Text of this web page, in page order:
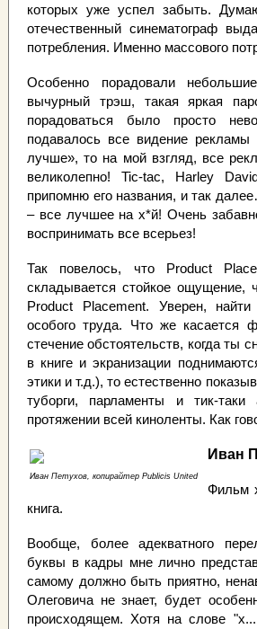
которых уже успел забыть.
отечественный синематограф
потребления. Именно массового
Особенно порадовали
вычурный трэш, такая яркая
порадоваться было просто
подавалось все видение
лучше», то на мой взгляд, все
великолепно! Tic-tac, Harley
припомню его названия, и так
– все лучшее на х*й! Очень
воспринимать все всерьез!
Так повелось, что Product
складывается стойкое ощущение,
Product Placement. Уверен,
особого труда. Что же касается
стечение обстоятельств, когда ты
в книге и экранизации
этики и т.д.), то естественно
туборги, парламенты и тик-таки
протяжении всей киноленты. Как
Иван Петухов, копирайтер Publicis United
Иван
Фильм
книга.
Вообще, более адекватного
буквы в кадры мне лично
самому должно быть приятно,
Олеговича не знает, будет
происходящем. Хотя на слове